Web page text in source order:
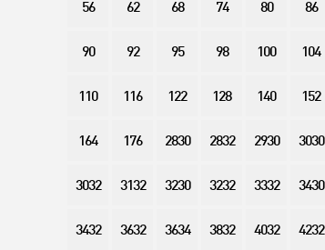
56 62 68 74 80 86
90 92 95 98 100 104
110 116 122 128 140 152
164 176 2830 2832 2930 3030
3032 3132 3230 3232 3332 3430
3432 3632 3634 3832 4032 4232